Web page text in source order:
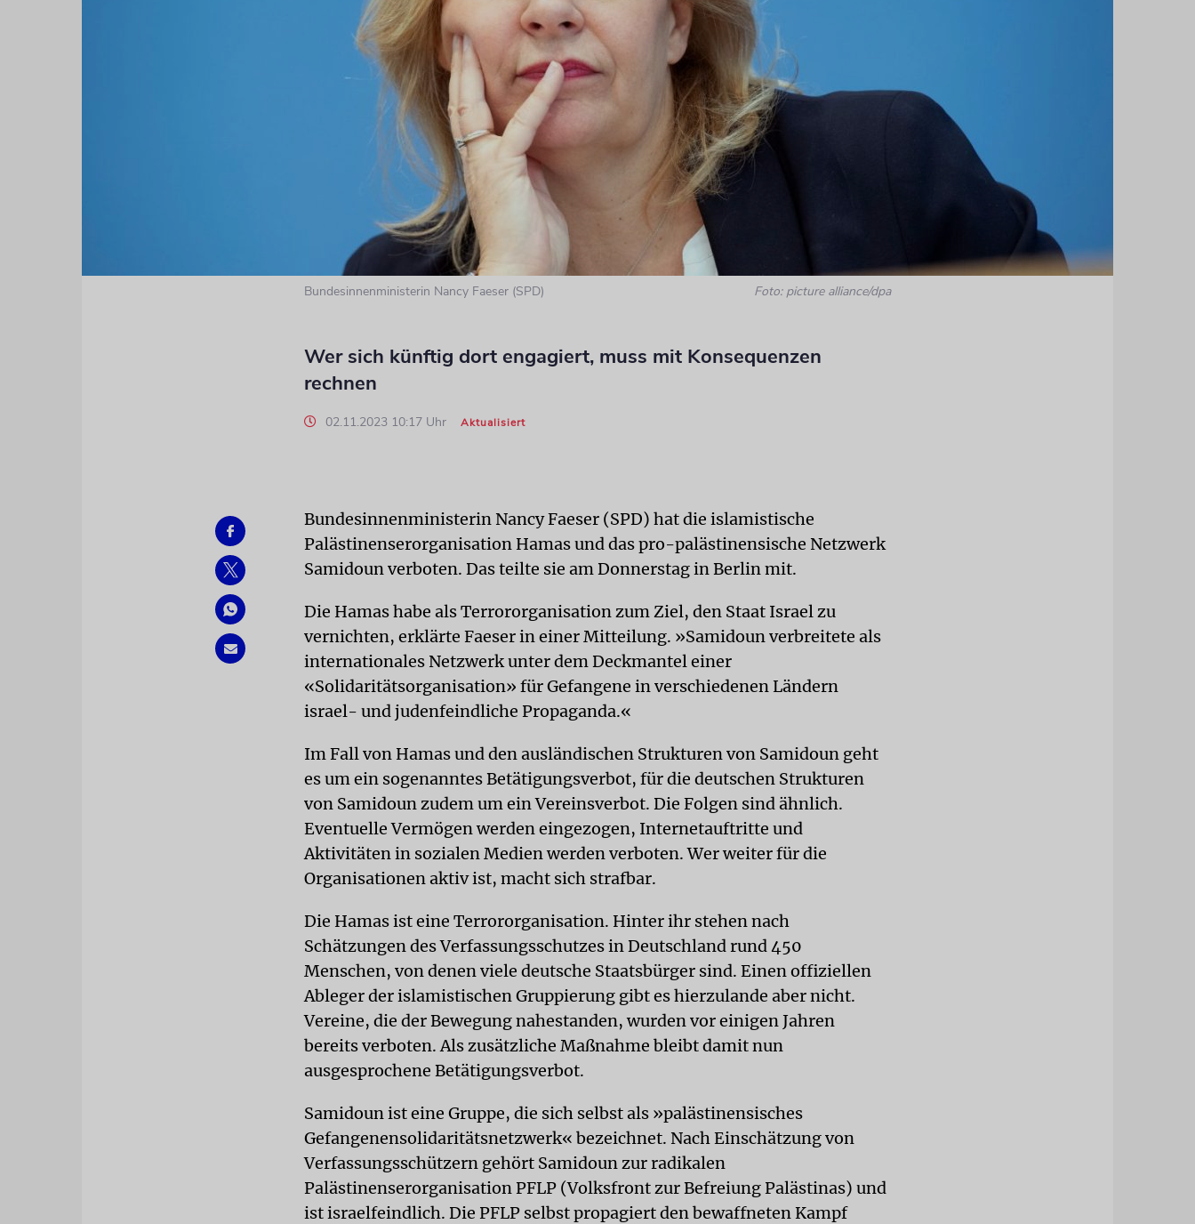
Bundesinnenministerin Nancy Faeser (SPD) Foto: picture alliance/dpa
Wer sich künftig dort engagiert, muss mit Konsequenzen
rechnen
02.11.2023 10:17 Uhr Aktualisiert
Bundesinnenministerin Nancy Faeser (SPD) hat die islamistische
Palästinenserorganisation Hamas und das pro-palästinensische Netzwerk
Samidoun verboten. Das teilte sie am Donnerstag in Berlin mit.
Die Hamas habe als Terrororganisation zum Ziel, den Staat Israel zu
vernichten, erklärte Faeser in einer Mitteilung. »Samidoun verbreitete als
internationales Netzwerk unter dem Deckmantel einer
«Solidaritätsorganisation» für Gefangene in verschiedenen Ländern
israel- und judenfeindliche Propaganda.«
Im Fall von Hamas und den ausländischen Strukturen von Samidoun geht
es um ein sogenanntes Betätigungsverbot, für die deutschen Strukturen
von Samidoun zudem um ein Vereinsverbot. Die Folgen sind ähnlich.
Eventuelle Vermögen werden eingezogen, Internetauftritte und
Aktivitäten in sozialen Medien werden verboten. Wer weiter für die
Organisationen aktiv ist, macht sich strafbar.
Die Hamas ist eine Terrororganisation. Hinter ihr stehen nach
Schätzungen des Verfassungsschutzes in Deutschland rund 450
Menschen, von denen viele deutsche Staatsbürger sind. Einen offiziellen
Ableger der islamistischen Gruppierung gibt es hierzulande aber nicht.
Vereine, die der Bewegung nahestanden, wurden vor einigen Jahren
bereits verboten. Als zusätzliche Maßnahme bleibt damit nun
ausgesprochene Betätigungsverbot.
Samidoun ist eine Gruppe, die sich selbst als »palästinensisches
Gefangenensolidaritätsnetzwerk« bezeichnet. Nach Einschätzung von
Verfassungsschützern gehört Samidoun zur radikalen
Palästinenserorganisation PFLP (Volksfront zur Befreiung Palästinas) und
ist israelfeindlich. Die PFLP selbst propagiert den bewaffneten Kampf